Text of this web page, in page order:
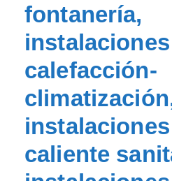
fontanería,
calefacción-
caliente